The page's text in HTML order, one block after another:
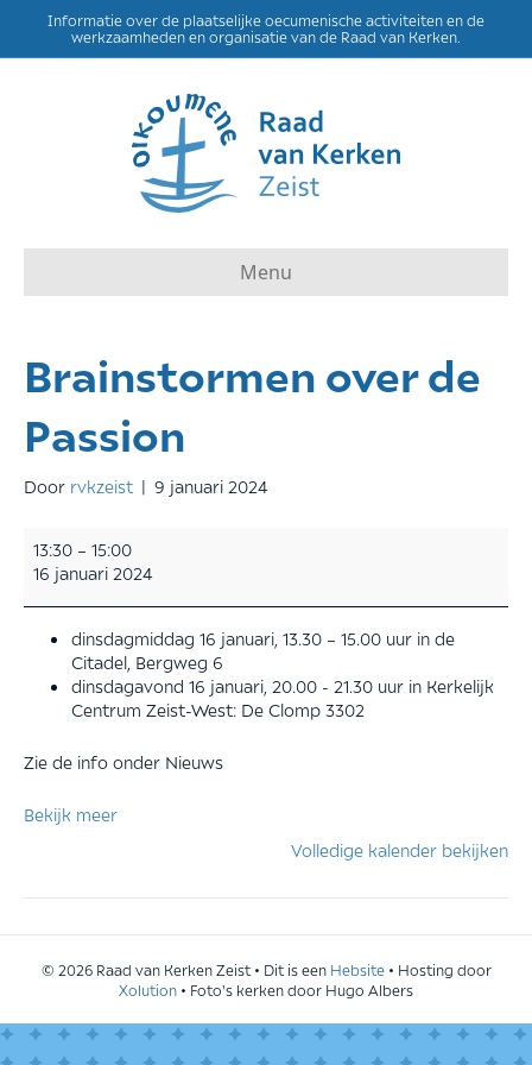
Informatie over de plaatselijke oecumenische activiteiten en de
werkzaamheden en organisatie van de Raad van Kerken.
Menu
Brainstormen over de
Passion
Door rvkzeist | 9 januari 2024
over
de
Passion
13:30 – 15:00
16 januari 2024
dinsdagmiddag 16 januari, 13.30 – 15.00 uur in de
Citadel, Bergweg 6
dinsdagavond 16 januari, 20.00 - 21.30 uur in Kerkelijk
Centrum Zeist-West: De Clomp 3302
Zie de info onder Nieuws
Bekijk meer
Volledige kalender bekijken
© 2026 Raad van Kerken Zeist • Dit is een Hebsite• Hosting door
Xolution • Foto's kerken door Hugo Albers